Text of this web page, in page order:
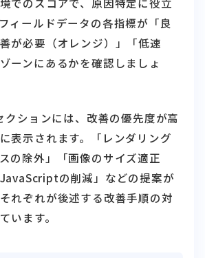
が必要（オレンジ）」「低速
ーンにあるかを確認しましょ
クションには、改善の優先度が高
の除外」「画像のサイズ適正
の削減」などの提案が
れぞれが後述する改善手順の対
います。